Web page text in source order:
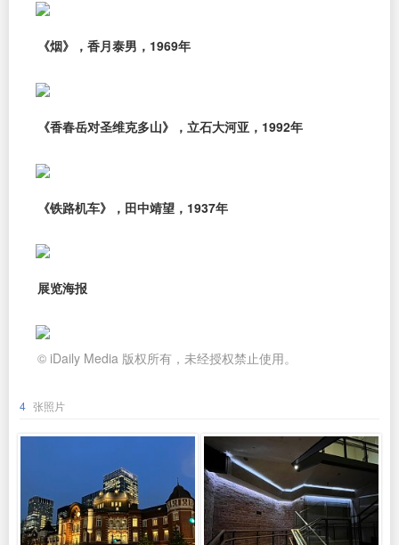
《烟》，香月泰男，1969年
《香春岳对圣维克多山》，立石大河亚，1992年
《铁路机车》，田中靖望，1937年
展览海报
© iDaily Media 版权所有，未经授权禁止使用。
4 张照片